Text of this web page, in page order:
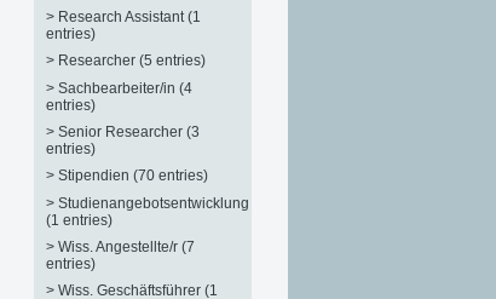
> Research Assistant (1
entries)
> Researcher (5 entries)
> Sachbearbeiter/in (4
entries)
> Senior Researcher (3
entries)
> Stipendien (70 entries)
> Studienangebotsentwicklung
(1 entries)
> Wiss. Angestellte/r (7
entries)
> Wiss. Geschäftsführer (1